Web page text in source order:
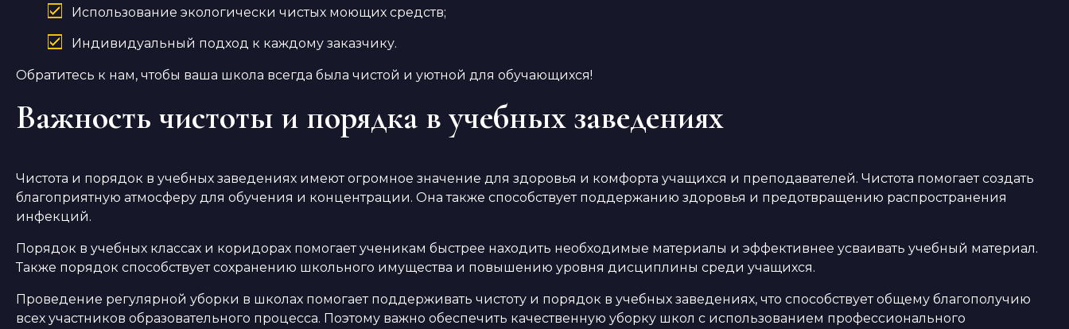
Использование экологически чистых моющих средств;
Индивидуальный подход к каждому заказчику.
Обратитесь к нам, чтобы ваша школа всегда была чистой и уютной для обучающихся!
Важность чистоты и порядка в учебных заведениях
Чистота и порядок в учебных заведениях имеют огромное значение для здоровья и комфорта учащихся и преподавателей. Чистота помогает создать
благоприятную атмосферу для обучения и концентрации. Она также способствует поддержанию здоровья и предотвращению распространения
инфекций.
Порядок в учебных классах и коридорах помогает ученикам быстрее находить необходимые материалы и эффективнее усваивать учебный материал.
Также порядок способствует сохранению школьного имущества и повышению уровня дисциплины среди учащихся.
Проведение регулярной уборки в школах помогает поддерживать чистоту и порядок в учебных заведениях, что способствует общему благополучию
всех участников образовательного процесса. Поэтому важно обеспечить качественную уборку школ с использованием профессионального